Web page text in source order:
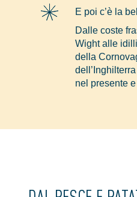
E poi c’è la
Dalle coste
Wight alle
della
nel presente